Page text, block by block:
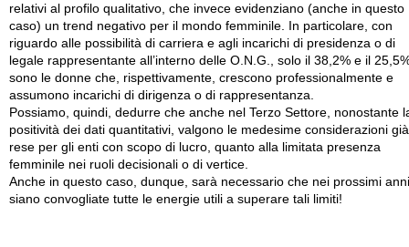
relativi al profilo qualitativo, che invece evidenziano (anche in questo
caso) un trend negativo per il mondo femminile. In particolare, con
riguardo alle possibilità di carriera e agli incarichi di presidenza o di
legale rappresentante all’interno delle O.N.G., solo il 38,2% e il
sono le donne che, rispettivamente, crescono professionalmente e
assumono incarichi di dirigenza o di rappresentanza.
Possiamo, quindi, dedurre che anche nel Terzo Settore, nonostante
positività dei dati quantitativi, valgono le medesime considerazioni già
rese per gli enti con scopo di lucro, quanto alla limitata presenza
femminile nei ruoli decisionali o di vertice.
Anche in questo caso, dunque, sarà necessario che nei prossimi anni
siano convogliate tutte le energie utili a superare tali limiti!